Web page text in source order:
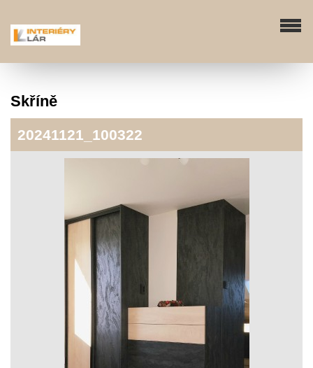
Skříně
20241121_100322